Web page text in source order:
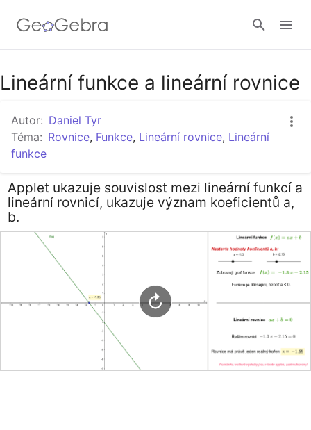
Google Classroom
GeoGebra Třída
Lineární funkce a lineární rovnice
Autor: Daniel Tyr
Téma: Rovnice, Funkce, Lineární rovnice, Lineární
funkce
Applet ukazuje souvislost mezi lineární funkcí a
lineární rovnicí, ukazuje význam koeficientů a,
b.